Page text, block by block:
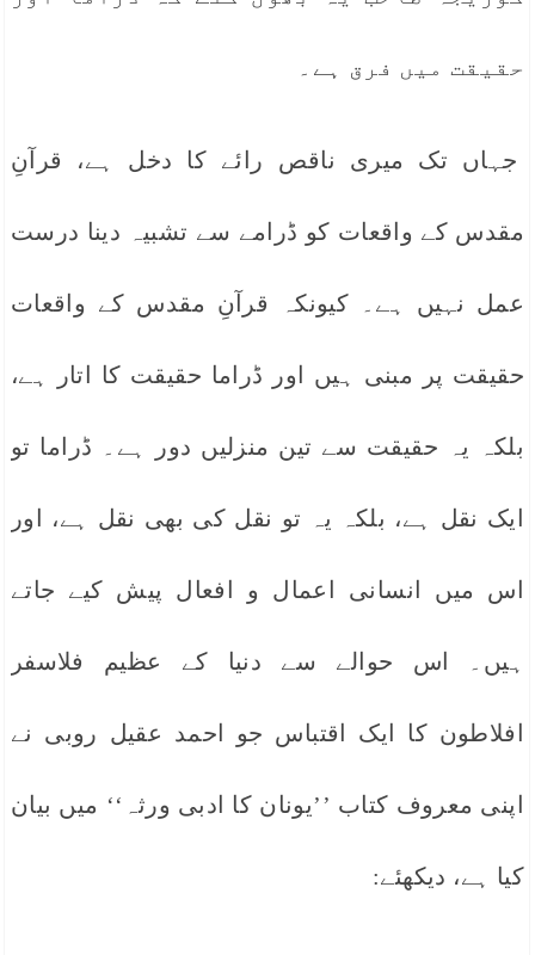
حقیقت میں فرق ہے۔
جہاں تک میری ناقص رائے کا دخل ہے، قرآنِ
مقدس کے واقعات کو ڈرامے سے تشبیہ دینا درست
عمل نہیں ہے۔ کیونکہ قرآنِ مقدس کے واقعات
حقیقت پر مبنی ہیں اور ڈراما حقیقت کا اتار ہے،
بلکہ یہ حقیقت سے تین منزلیں دور ہے۔ ڈراما تو
ایک نقل ہے، بلکہ یہ تو نقل کی بھی نقل ہے، اور
اس میں انسانی اعمال و افعال پیش کیے جاتے
ہیں۔ اس حوالے سے دنیا کے عظیم فلاسفر
افلاطون کا ایک اقتباس جو احمد عقیل روبی نے
اپنی معروف کتاب ’’یونان کا ادبی ورثہ‘‘ میں بیان
کیا ہے، دیکھئے: